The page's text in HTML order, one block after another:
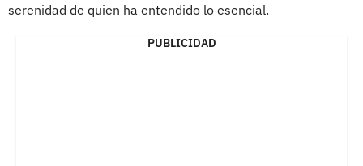
serenidad de quien ha entendido lo esencial.
PUBLICIDAD